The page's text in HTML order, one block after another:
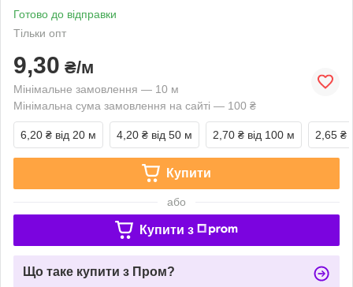
Готово до відправки
Тільки опт
9,30 ₴/м
Мінімальне замовлення — 10 м
Мінімальна сума замовлення на сайті — 100 ₴
6,20 ₴ від 20 м 4,20 ₴ від 50 м 2,70 ₴ від 100 м 2,65 ₴
Купити
або
Купити з
Що таке купити з Пром?